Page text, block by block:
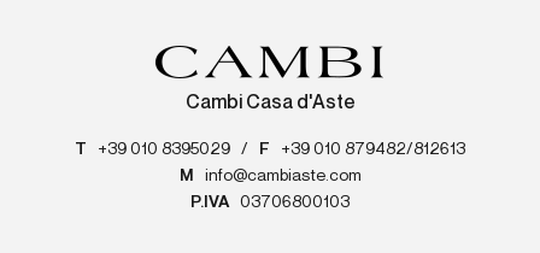
Cambi Casa d'Aste
T +39 010 8395029 / F
+39 010 879482/812613
M
info@cambiaste.com
P.IVA
03706800103